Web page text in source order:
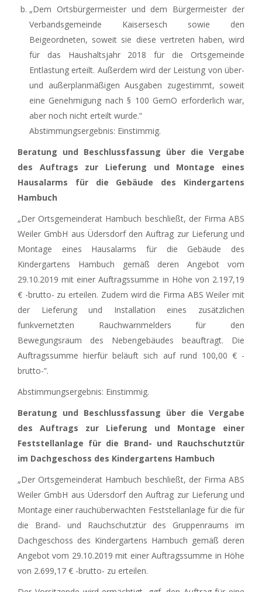
„Dem Ortsbürgermeister und dem Bürgermeister der
Verbandsgemeinde Kaisersesch sowie den
Beigeordneten, soweit sie diese vertreten haben, wird
für das Haushaltsjahr 2018 für die Ortsgemeinde
Entlastung erteilt. Außerdem wird der Leistung von über-
und außerplanmäßigen Ausgaben zugestimmt, soweit
eine Genehmigung nach § 100 GemO erforderlich war,
aber noch nicht erteilt wurde.“
Abstimmungsergebnis: Einstimmig.
Beratung und Beschlussfassung über die Vergabe
des Auftrags zur Lieferung und Montage eines
Hausalarms für die Gebäude des Kindergartens
Hambuch
„Der Ortsgemeinderat Hambuch beschließt, der Firma ABS
Weiler GmbH aus Üdersdorf den Auftrag zur Lieferung und
Montage eines Hausalarms für die Gebäude des
Kindergartens Hambuch gemäß deren Angebot vom
29.10.2019 mit einer Auftragssumme in Höhe von 2.197,19
€ -brutto- zu erteilen. Zudem wird die Firma ABS Weiler mit
der Lieferung und Installation eines zusätzlichen
funkvernetzten Rauchwarnmelders für den
Bewegungsraum des Nebengebäudes beauftragt. Die
Auftragssumme hierfür beläuft sich auf rund 100,00 € -
brutto-“.
Abstimmungsergebnis: Einstimmig.
Beratung und Beschlussfassung über die Vergabe
des Auftrags zur Lieferung und Montage einer
Feststellanlage für die Brand- und Rauchschutztür
im Dachgeschoss des Kindergartens Hambuch
„Der Ortsgemeinderat Hambuch beschließt, der Firma ABS
Weiler GmbH aus Üdersdorf den Auftrag zur Lieferung und
Montage einer rauchüberwachten Feststellanlage für die für
die Brand- und Rauchschutztür des Gruppenraums im
Dachgeschoss des Kindergartens Hambuch gemäß deren
Angebot vom 29.10.2019 mit einer Auftragssumme in Höhe
von 2.699,17 € -brutto- zu erteilen.